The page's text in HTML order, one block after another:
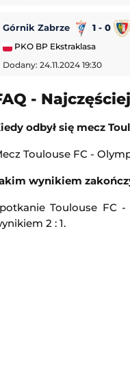
ATP Challenger w
Challenger Hagen
10:00
Transmisja
Mecz towarzyski
10:30
Transmisja
Górnik Zabrze 1 - 0
PKO BP Ekstraklasa
Dodany: 24.11.2024 19:30
-
odbył się mecz
Toulouse FC -
wynikiem
Toulouse FC
2 : 1.